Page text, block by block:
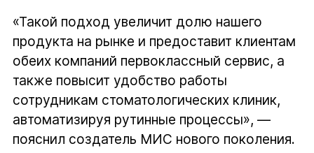
«Такой подход увеличит долю нашего
продукта на рынке и предоставит клиентам
обеих компаний первоклассный сервис, а
также повысит удобство работы
сотрудникам стоматологических клиник,
автоматизируя рутинные процессы», —
пояснил создатель МИС нового поколения.